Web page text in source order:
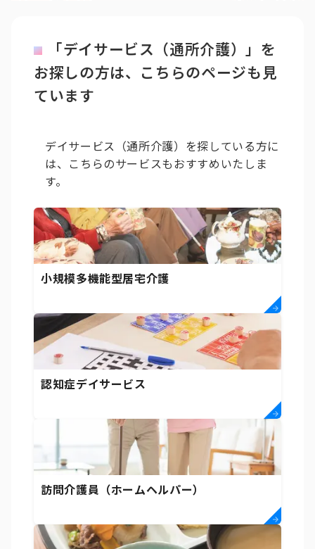
「デイサービス（通所介護）」を
お探しの方は、こちらのページも見
ています
デイサービス（通所介護）を探している方に
は、こちらのサービスもおすすめいたしま
す。
小規模多機能型居宅介護
認知症デイサービス
訪問介護員（ホームヘルパー）